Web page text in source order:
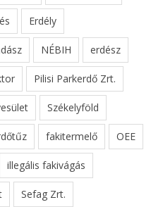
Erdély
NÉBIH erdész
Pilisi Parkerdő Zrt.
Székelyföld
fakitermelő OEE
illegális fakivágás
Sefag Zrt.